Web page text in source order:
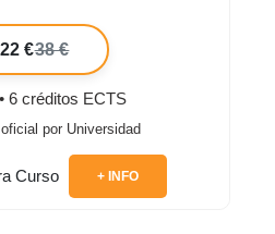
22 €38 €
6 créditos ECTS
por Universidad
+ INFO